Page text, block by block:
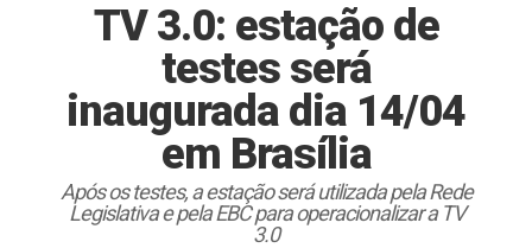
TV 3.0: estação de
testes será
inaugurada dia 14/04
em Brasília
Após os testes, a estação será utilizada pela Rede
Legislativa e pela EBC para operacionalizar a TV
3.0